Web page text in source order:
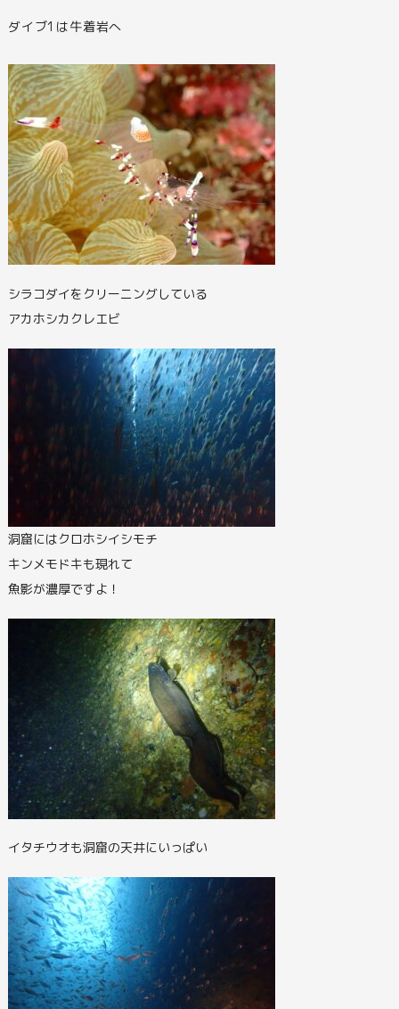
ダイブ1は牛着岩へ
シラコダイをクリーニングしている
アカホシカクレエビ
洞窟にはクロホシイシモチ
キンメモドキも現れて
魚影が濃厚ですよ！
イタチウオも洞窟の天井にいっぱい